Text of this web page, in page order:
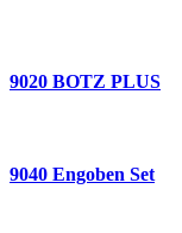
9020 BOTZ PLUS
9040 Engoben Set